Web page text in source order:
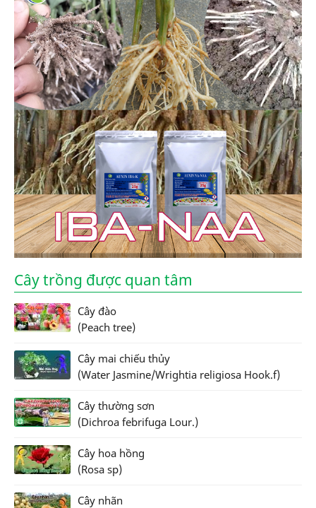
Cây trồng được quan tâm
Cây đào
(Peach tree)
Cây mai chiếu thủy
(Water Jasmine/Wrightia religiosa Hook.f)
Cây thường sơn
(Dichroa febrifuga Lour.)
Cây hoa hồng
(Rosa sp)
Cây nhãn